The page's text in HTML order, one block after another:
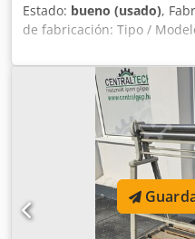
Estado: bueno (usado),
de fabricación: Tipo /
1.050 mm Espesor del
(metales no ferrosos/hilo):
mm Diámetro del rodillo
Superficie de apoyo: 1.450
Rsrf Accesorios /
kg Dimensiones: 1.600 x
máquina se encuentra en